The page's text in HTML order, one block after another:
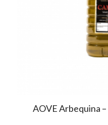
AOVE Arbequina